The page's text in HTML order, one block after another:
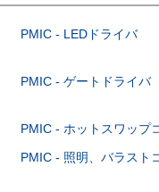
PMIC - LEDドライバ
PMIC - ゲートドライバ
PMIC - ホットスワップ
PMIC - 照明、バラスト